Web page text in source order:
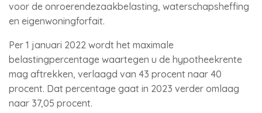
voor de onroerendezaakbelasting, waterschapsheffing
en eigenwoningforfait.
Per 1 januari 2022 wordt het maximale
belastingpercentage waartegen u de hypotheekrente
mag aftrekken, verlaagd van 43 procent naar 40
procent. Dat percentage gaat in 2023 verder omlaag
naar 37,05 procent.